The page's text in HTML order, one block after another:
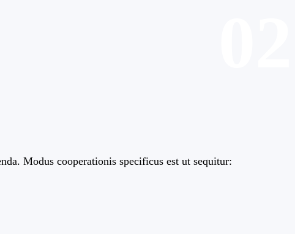
Modus cooperationis specificus est ut sequitur: